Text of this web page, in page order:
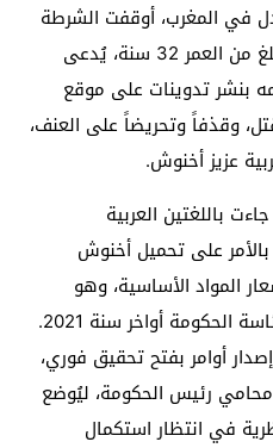
في المغرب، أوقفت الشرطة
القضائية بمدينة أكادير شاباً يبلغ من العمر 32 سنة، يُدعى
بنشر تدوينات على موقع
وقذفاً وتحريضاً على العنف،
عزيز أخنوش.
باللغتين العربية
بالأمر على تحميل أخنوش
المواد الأساسية، وهو
الغلاء الذي تفاقم منذ توليه رئاسة الحكومة أواخر سنة 2021.
أوامر بفتح تحقيق فوري،
رئيس الحكومة، ليُوضع
في انتظار استكمال